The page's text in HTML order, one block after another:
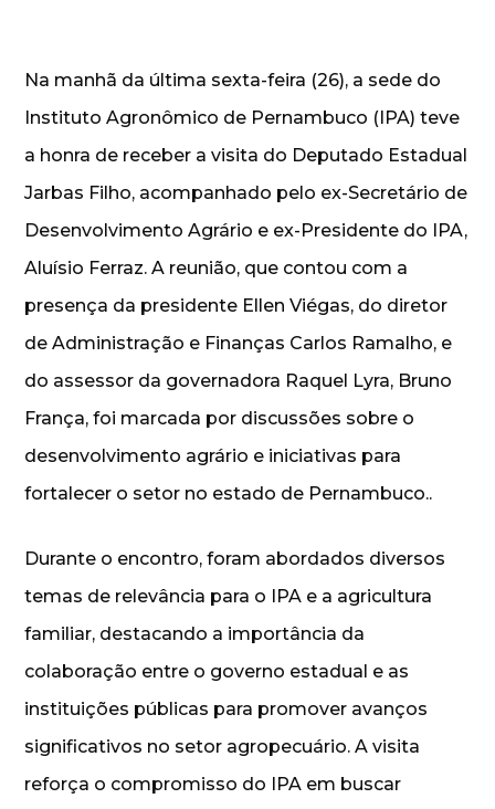
Na manhã da última sexta-feira (26), a sede do
Instituto Agronômico de Pernambuco (IPA) teve
a honra de receber a visita do Deputado Estadual
Jarbas Filho, acompanhado pelo ex-Secretário de
Desenvolvimento Agrário e ex-Presidente do IPA,
Aluísio Ferraz. A reunião, que contou com a
presença da presidente Ellen Viégas, do diretor
de Administração e Finanças Carlos Ramalho, e
do assessor da governadora Raquel Lyra, Bruno
França, foi marcada por discussões sobre o
desenvolvimento agrário e iniciativas para
fortalecer o setor no estado de Pernambuco..
Durante o encontro, foram abordados diversos
temas de relevância para o IPA e a agricultura
familiar, destacando a importância da
colaboração entre o governo estadual e as
instituições públicas para promover avanços
significativos no setor agropecuário. A visita
reforça o compromisso do IPA em buscar